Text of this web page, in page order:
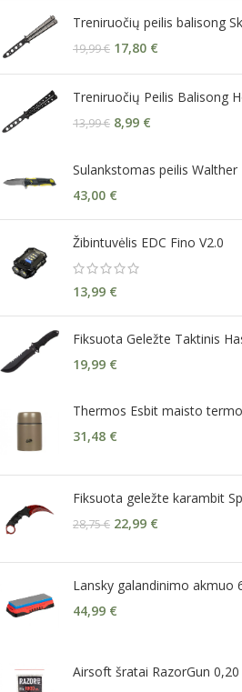
Treniruočių peilis balisong
19,99€ 17,80 €
Treniruočių Peilis Balisong
13,99€ 8,99 €
Sulankstomas peilis Walther
43,00 €
Žibintuvėlis EDC Fino V2.0
13,99 €
Fiksuota Geležte Taktinis
19,99 €
Thermos Esbit maisto
31,48 €
Fiksuota geležte karambit
28,75€ 22,99 €
Lansky galandinimo akmuo
44,99 €
Airsoft šratai RazorGun